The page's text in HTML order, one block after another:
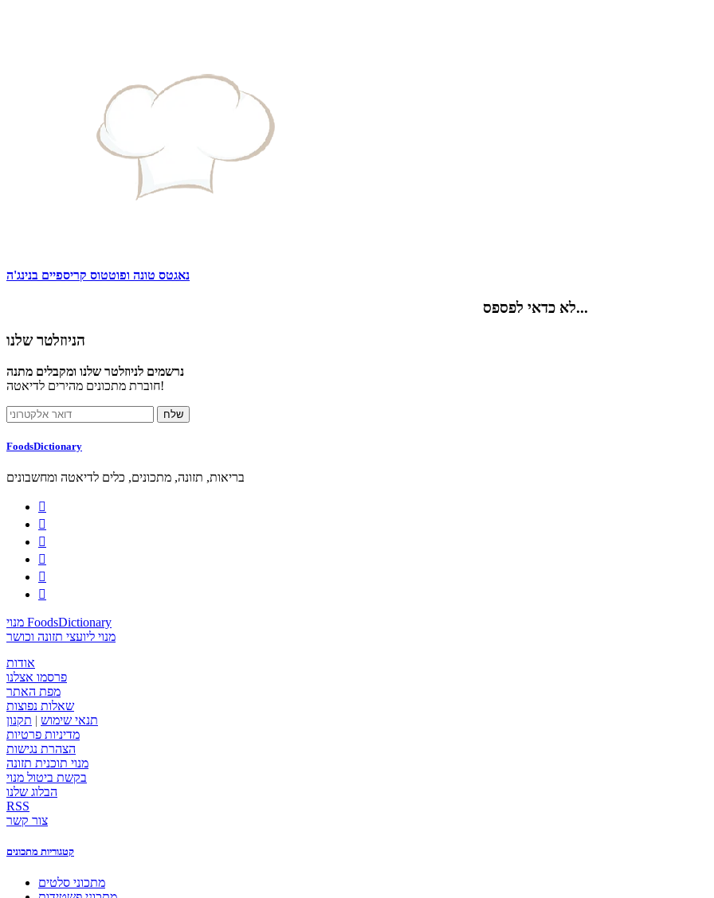
נאגטס טונה ופוטטוס קריספיים בנינג'ה
לא כדאי לפספס...
הניוזלטר שלנו
נרשמים לניוזלטר שלנו ומקבלים מתנה
חוברת מתכונים מהירים לדיאטה!
FoodsDictionary
בריאות, תזונה, מתכונים, כלים לדיאטה ומחשבונים






מנוי FoodsDictionary
מנוי ליועצי תזונה וכושר
אודות
פרסמו אצלנו
מפת האתר
שאלות נפוצות
תנאי שימוש | תקנון
מדיניות פרטיות
הצהרת נגישות
מנוי תוכנית תזונה
בקשת ביטול מנוי
הבלוג שלנו
RSS
צור קשר
קטגוריות מתכונים
מתכוני סלטים